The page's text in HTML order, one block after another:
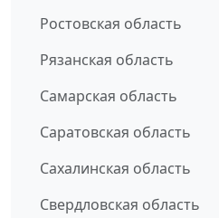
Ростовская область
Рязанская область
Самарская область
Саратовская область
Сахалинская область
Свердловская область